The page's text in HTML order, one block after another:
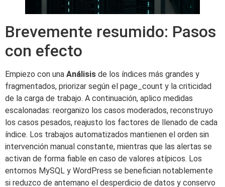
Brevemente resumido: Pasos
con efecto
Empiezo con una Análisis de los índices más grandes y
fragmentados, priorizar según el page_count y la criticidad
de la carga de trabajo. A continuación, aplico medidas
escalonadas: reorganizo los casos moderados, reconstruyo
los casos pesados, reajusto los factores de llenado de cada
índice. Los trabajos automatizados mantienen el orden sin
intervención manual constante, mientras que las alertas se
activan de forma fiable en caso de valores atípicos. Los
entornos MySQL y WordPress se benefician notablemente
si reduzco de antemano el desperdicio de datos y conservo